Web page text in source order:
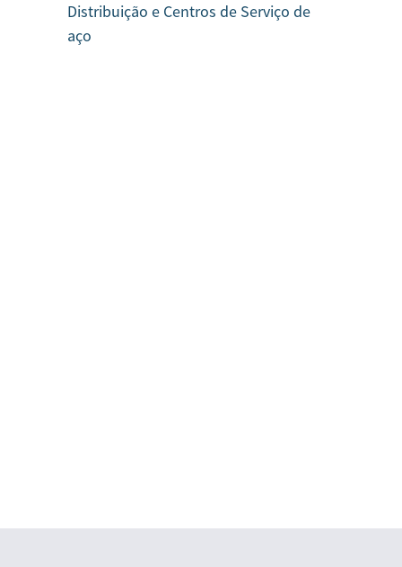
Distribuição e Centros de Serviço de
aço